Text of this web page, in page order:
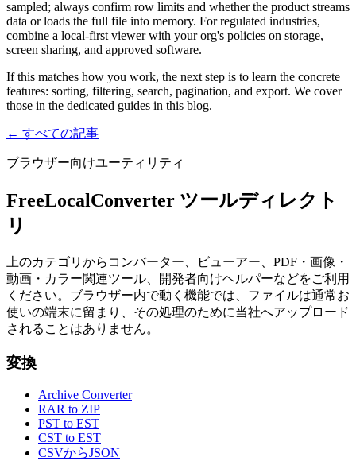
sampled; always confirm row limits and whether the product streams
data or loads the full file into memory. For regulated industries,
combine a local-first viewer with your org's policies on storage,
screen sharing, and approved software.
If this matches how you work, the next step is to learn the concrete
features: sorting, filtering, search, pagination, and export. We cover
those in the dedicated guides in this blog.
← すべての記事
ブラウザー向けユーティリティ
FreeLocalConverter ツールディレクト
リ
上のカテゴリからコンバーター、ビューアー、PDF・画像・
動画・カラー関連ツール、開発者向けヘルパーなどをご利用
ください。ブラウザー内で動く機能では、ファイルは通常お
使いの端末に留まり、その処理のために当社へアップロード
されることはありません。
変換
Archive Converter
RAR to ZIP
PST to EST
CST to EST
CSVからJSON